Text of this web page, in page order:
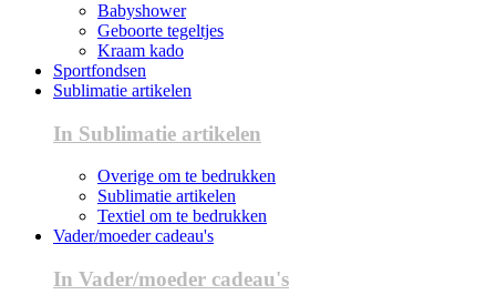
Babyshower
Geboorte tegeltjes
Kraam kado
Sportfondsen
Sublimatie artikelen
In Sublimatie artikelen
Overige om te bedrukken
Sublimatie artikelen
Textiel om te bedrukken
Vader/moeder cadeau's
In Vader/moeder cadeau's